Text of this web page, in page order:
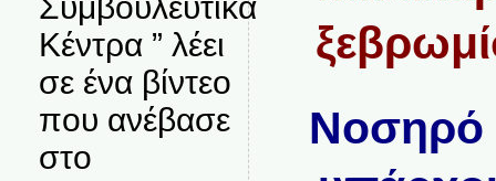
Κέντρα ” λέει
σε ένα βίντεο
που ανέβασε
στο
Nοσηρό